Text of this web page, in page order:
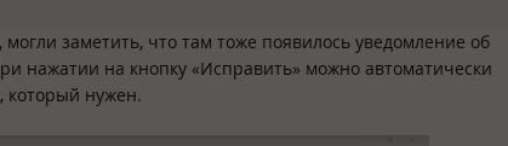
заметить, что там тоже появилось уведомление об
нажатии на кнопку «Исправить» можно автоматически
который нужен.